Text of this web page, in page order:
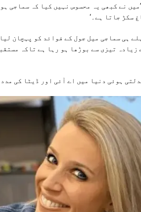
نے کبھی یہ محسوس نہیں کیا کہ سماجی
سکڑ جاتا ہے۔‘
ہی سماجی میل جول کے فوائد کو پہچان
زیادہ تیزی سے بوڑھا ہو رہا ہے تاکہ
ہوئی دنیا میں اے آئی اور ڈیٹا کی